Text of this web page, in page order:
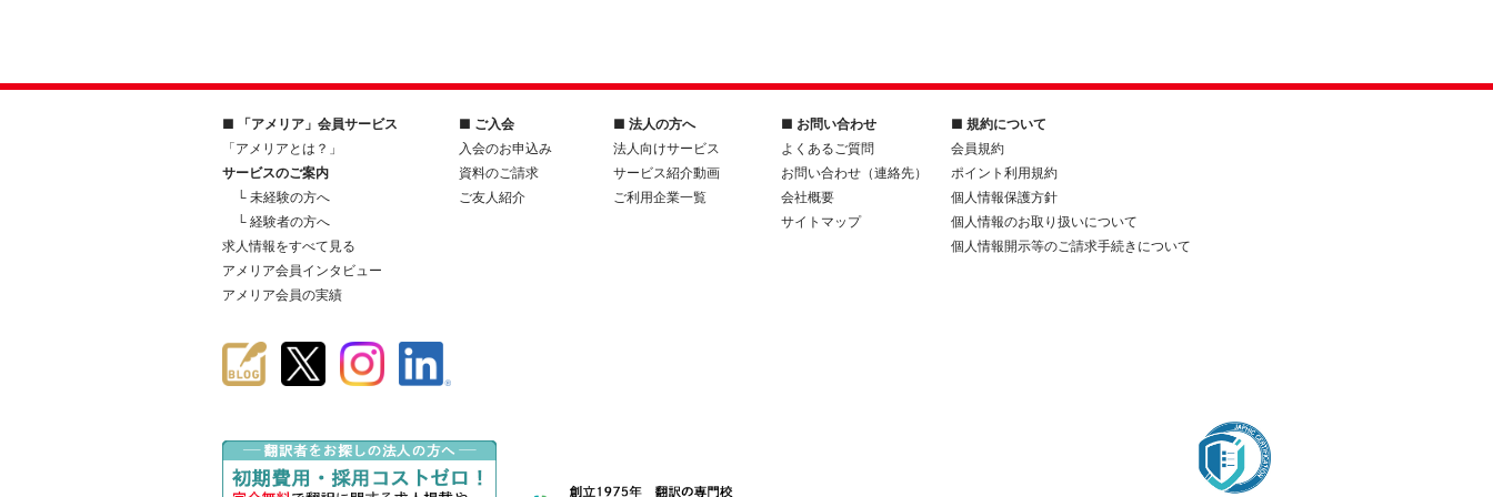
■ 「アメリア」会員サービス
「アメリアとは？」
サービスのご案内
└ 未経験の方へ
└ 経験者の方へ
求人情報をすべて見る
アメリア会員インタビュー
アメリア会員の実績
■ ご入会
入会のお申込み
資料のご請求
ご友人紹介
■ 法人の方へ
法人向けサービス
サービス紹介動画
ご利用企業一覧
■ お問い合わせ
よくあるご質問
お問い合わせ（連絡先）
会社概要
サイトマップ
■ 規約について
会員規約
ポイント利用規約
個人情報保護方針
個人情報のお取り扱いについて
個人情報開示等のご請求手続きについて